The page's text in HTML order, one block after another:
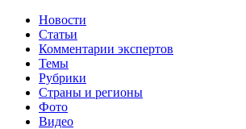
Новости
Статьи
Комментарии экспертов
Темы
Рубрики
Страны и регионы
Фото
Видео